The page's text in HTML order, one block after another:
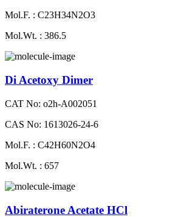
Mol.F. : C23H34N2O3
Mol.Wt. : 386.5
Di Acetoxy Dimer
CAT No: o2h-A002051
CAS No: 1613026-24-6
Mol.F. : C42H60N2O4
Mol.Wt. : 657
Abiraterone Acetate HCl